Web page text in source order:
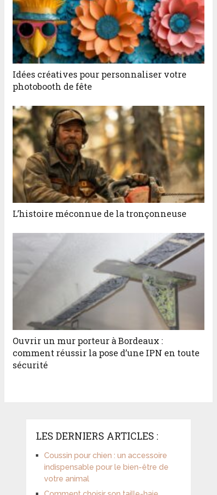
Idées créatives pour personnaliser votre
photobooth de fête
L’histoire méconnue de la tronçonneuse
Ouvrir un mur porteur à Bordeaux :
comment réussir la pose d’une IPN en toute
sécurité
LES DERNIERS ARTICLES :
Coussin pour chien : un accessoire
indispensable pour le bien-être de
votre animal